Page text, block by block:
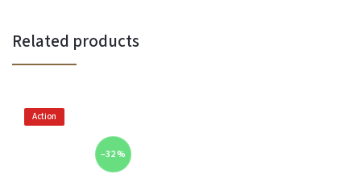
Related products
Action
–32 %